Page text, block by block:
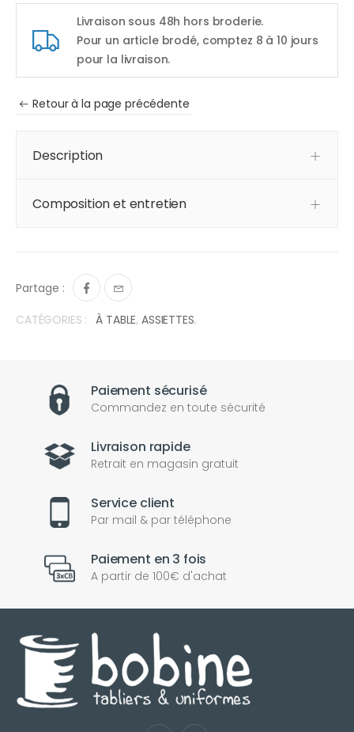
Livraison sous 48h hors broderie.
Pour un article brodé, comptez 8 à 10 jours
pour la livraison.
Retour à la page précédente
Description
Composition et entretien
Partage :
CATÉGORIES : À TABLE, ASSIETTES,
Paiement sécurisé
Commandez en toute sécurité
Livraison rapide
Retrait en magasin gratuit
Service client
Par mail & par téléphone
Paiement en 3 fois
A partir de 100€ d'achat